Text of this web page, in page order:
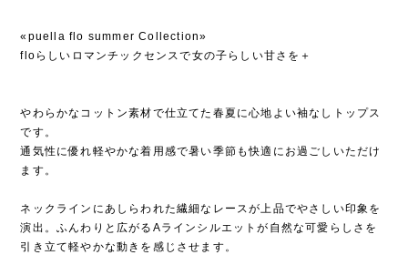
«puella flo summer Collection»
floらしいロマンチックセンスで女の子らしい甘さを＋
やわらかなコットン素材で仕立てた春夏に心地よい袖なしトップス
です。
通気性に優れ軽やかな着用感で暑い季節も快適にお過ごしいただけ
ます。
ネックラインにあしらわれた繊細なレースが上品でやさしい印象を
演出。ふんわりと広がるAラインシルエットが自然な可愛らしさを
引き立て軽やかな動きを感じさせます。